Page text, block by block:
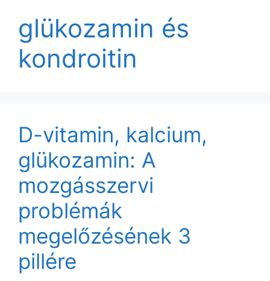
glükozamin és
kondroitin
D-vitamin, kalcium,
glükozamin: A
mozgásszervi
problémák
megelőzésének 3
pillére